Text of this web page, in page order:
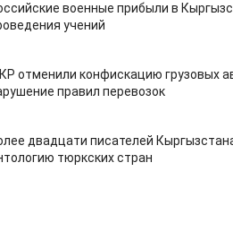
военные прибыли в
учений
отменили конфискацию грузовых
правил перевозок
двадцати писателей
тюркских стран